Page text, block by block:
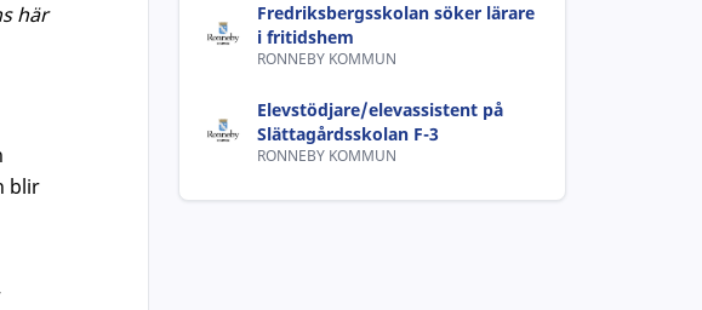
här
blir
Fredriksbergsskolan söker lärare
i fritidshem
RONNEBY KOMMUN
Elevstödjare/elevassistent på
Slättagårdsskolan F-3
RONNEBY KOMMUN